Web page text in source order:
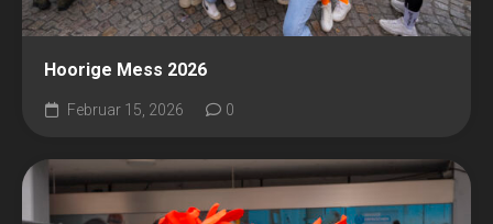
Hoorige Mess 2026
Februar 15, 2026 0